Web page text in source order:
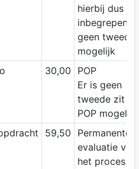
hierbij dus
inbegrepen.
geen tweede
mogelijk
30,00
POP
Er is geen
tweede zit
POP mogelijk.
59,50
Permanente
evaluatie van
het proces en